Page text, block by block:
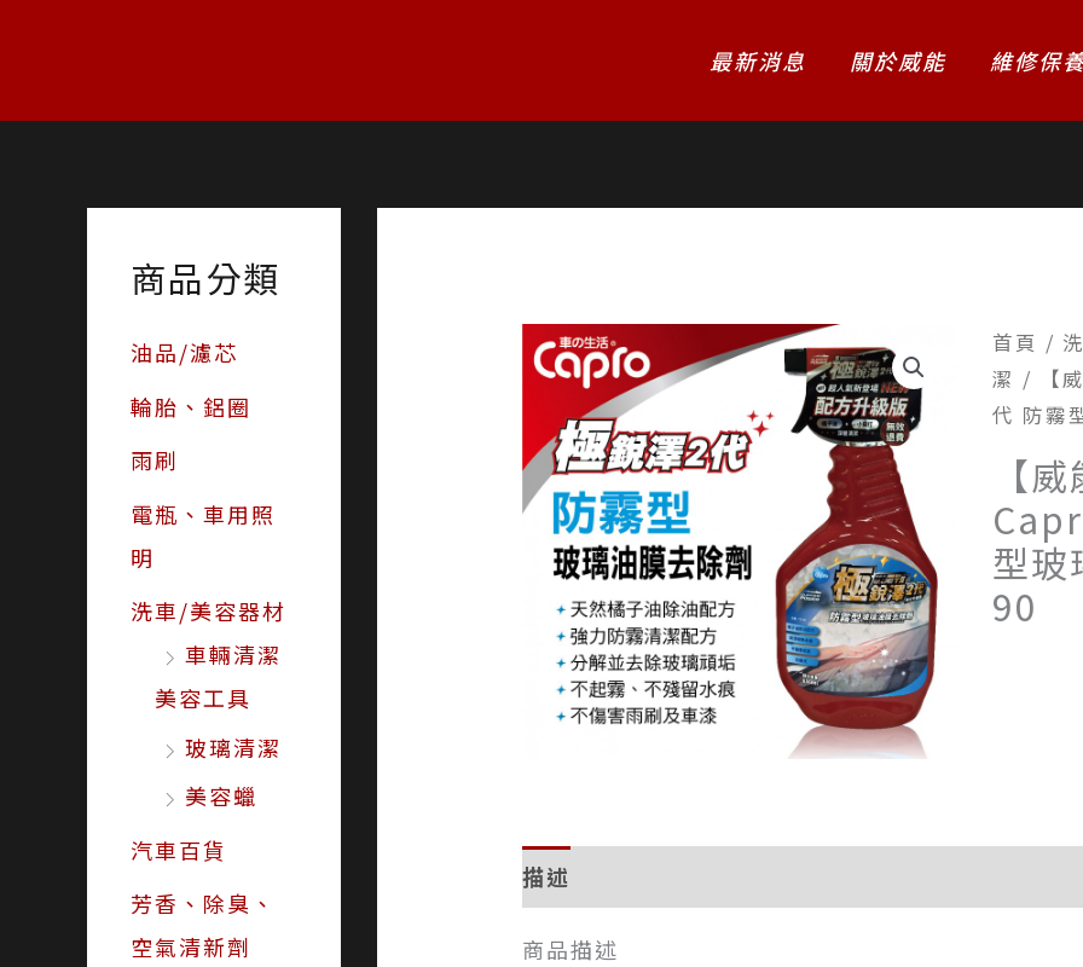
最新消息 關於威能 維修保
商品分類
油品/濾芯
輪胎、鋁圈
雨刷
電瓶、車用照
明
洗車/美容器材
車輛清潔
美容工具
玻璃清潔
美容蠟
汽車百貨
芳香、除臭、
空氣清新劑
首頁 /
潔 / 【
代 防霧
【
型玻
90
描述
商品描述